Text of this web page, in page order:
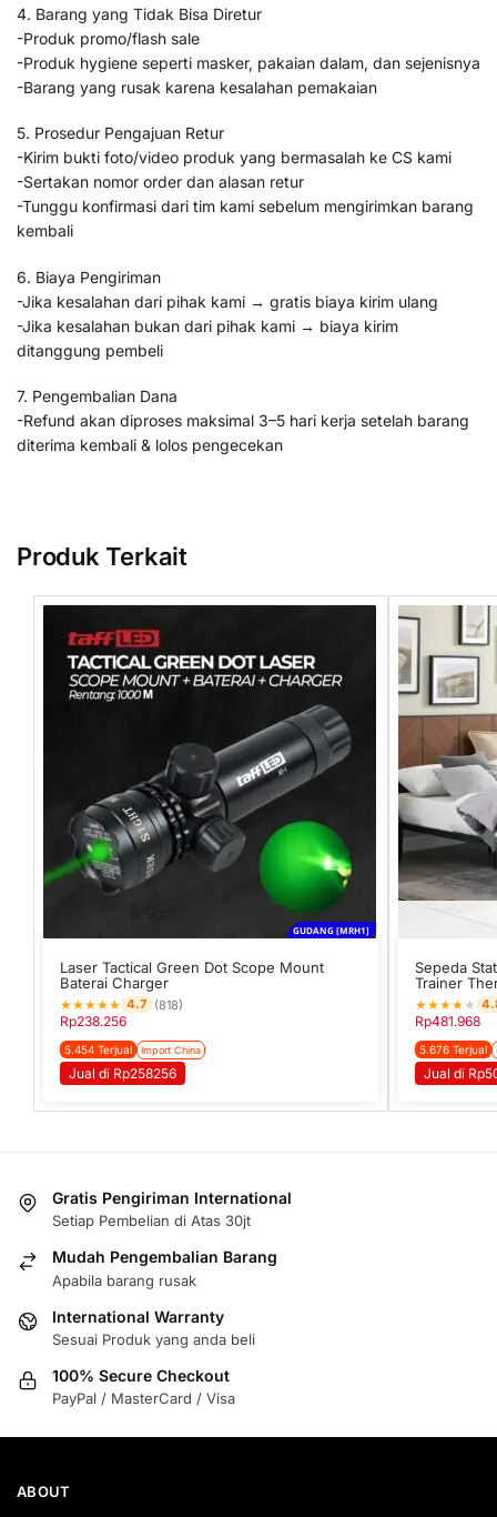
4. Barang yang Tidak Bisa Diretur
-Produk promo/flash sale
-Produk hygiene seperti masker, pakaian dalam, dan sejenisnya
-Barang yang rusak karena kesalahan pemakaian
5. Prosedur Pengajuan Retur
-Kirim bukti foto/video produk yang bermasalah ke CS kami
-Sertakan nomor order dan alasan retur
-Tunggu konfirmasi dari tim kami sebelum mengirimkan barang
kembali
6. Biaya Pengiriman
-Jika kesalahan dari pihak kami → gratis biaya kirim ulang
-Jika kesalahan bukan dari pihak kami → biaya kirim
ditanggung pembeli
7. Pengembalian Dana
-Refund akan diproses maksimal 3–5 hari kerja setelah barang
diterima kembali & lolos pengecekan
Produk Terkait
GUDANG [MRH1]
Laser Tactical Green Dot Scope Mount
Baterai Charger
★★★★★ 4.7 (818)
Rp238.256
5.454 Terjual Import China
Jual di Rp258256
Sepeda
Trainer
★★★★ ★
Rp481.968
5.676 Terjual
Jual di
Gratis Pengiriman International
Setiap Pembelian di Atas 30jt
Mudah Pengembalian Barang
Apabila barang rusak
International Warranty
Sesuai Produk yang anda beli
100% Secure Checkout
PayPal / MasterCard / Visa
ABOUT